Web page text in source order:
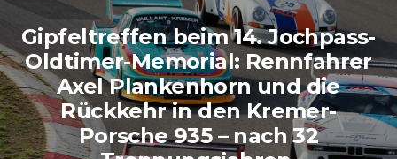
Gipfeltreffen beim 14. Jochpass-
Oldtimer-Memorial: Rennfahrer
Axel Plankenhorn und die
Rückkehr in den Kremer-
Porsche 935 – nach 32